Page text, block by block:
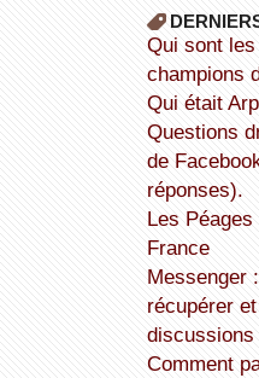
Qui sont les plus grands
champions
Qui était
Questions drôles en direct
de
réponses).
Les Péages à Flux libre en
France
Messenger : Comment
récupérer
discussions
Comment partager